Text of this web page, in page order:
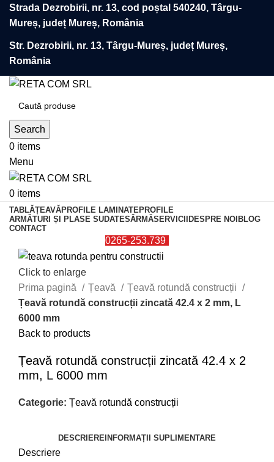
Strada Dezrobirii, nr. 13, cod poștal 540240, Târgu-
Mureș, județ Mureș, România
Str. Dezrobirii, nr. 13, Târgu-Mureș, județ Mureș,
România
Search
0 items
Menu
0 items
TABLĂȚEAVĂPROFILE LAMINATEPROFILE
ARMĂTURI ȘI PLASE SUDATESÂRMĂSERVICIIDESPRE NOIBLOG
CONTACT
0265-253.739
Click to enlarge
Prima pagină
Țeavă
Țeavă rotundă construcții
Țeavă rotundă construcții zincată 42.4 x 2 mm, L
6000 mm
Back to products
Țeavă rotundă construcții zincată 42.4 x 2
mm, L 6000 mm
Categorie: Țeavă rotundă construcții
DESCRIERE INFORMAȚII SUPLIMENTARE
Descriere